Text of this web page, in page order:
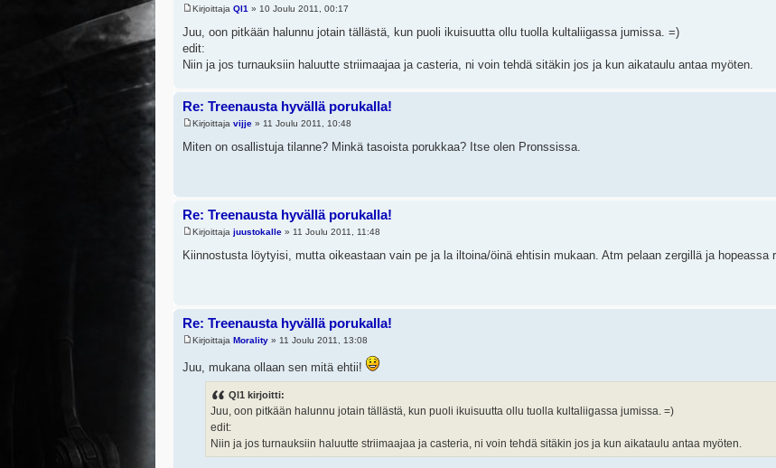
Kirjoittaja Ql1 » 10 Joulu 2011, 00:17
Juu, oon pitkään halunnu jotain tällästä, kun puoli ikuisuutta ollu tuolla kultaliigassa jumissa. =)
edit:
Niin ja jos turnauksiin haluutte striimaajaa ja casteria, ni voin tehdä sitäkin jos ja kun aikataulu antaa myöten.
Re: Treenausta hyvällä porukalla!
Kirjoittaja vijje » 11 Joulu 2011, 10:48
Miten on osallistuja tilanne? Minkä tasoista porukkaa? Itse olen Pronssissa.
Re: Treenausta hyvällä porukalla!
Kirjoittaja juustokalle » 11 Joulu 2011, 11:48
Kiinnostusta löytyisi, mutta oikeastaan vain pe ja la iltoina/öinä ehtisin mukaan. Atm pelaan zergillä ja hopeassa
Re: Treenausta hyvällä porukalla!
Kirjoittaja Morality » 11 Joulu 2011, 13:08
Juu, mukana ollaan sen mitä ehtii!
Ql1 kirjoitti:
Juu, oon pitkään halunnu jotain tällästä, kun puoli ikuisuutta ollu tuolla kultaliigassa jumissa. =)
edit:
Niin ja jos turnauksiin haluutte striimaajaa ja casteria, ni voin tehdä sitäkin jos ja kun aikataulu antaa myöten.